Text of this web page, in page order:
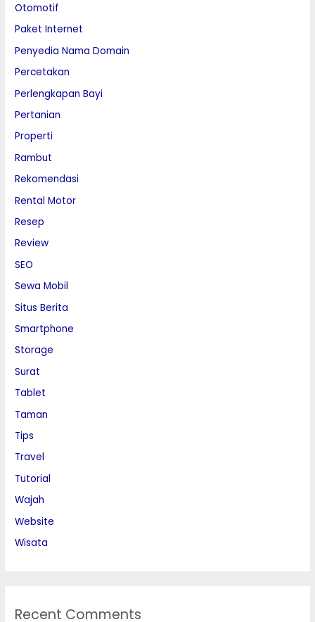
Otomotif
Paket Internet
Penyedia Nama Domain
Percetakan
Perlengkapan Bayi
Pertanian
Properti
Rambut
Rekomendasi
Rental Motor
Resep
Review
SEO
Sewa Mobil
Situs Berita
Smartphone
Storage
Surat
Tablet
Taman
Tips
Travel
Tutorial
Wajah
Website
Wisata
Recent Comments